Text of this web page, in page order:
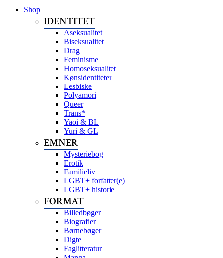
Shop
IDENTITET
Aseksualitet
Biseksualitet
Drag
Feminisme
Homoseksualitet
Kønsidentiteter
Lesbiske
Polyamori
Queer
Trans*
Yaoi & BL
Yuri & GL
EMNER
Mysteriebog
Erotik
Familieliv
LGBT+ forfatter(e)
LGBT+ historie
FORMAT
Billedbøger
Biografier
Børnebøger
Digte
Faglitteratur